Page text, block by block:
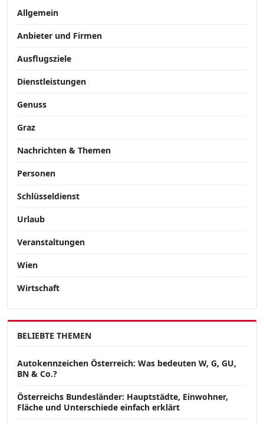
Allgemein
Anbieter und Firmen
Ausflugsziele
Dienstleistungen
Genuss
Graz
Nachrichten & Themen
Personen
Schlüsseldienst
Urlaub
Veranstaltungen
Wien
Wirtschaft
BELIEBTE THEMEN
Autokennzeichen Österreich: Was bedeuten W, G, GU,
BN & Co.?
Österreichs Bundesländer: Hauptstädte, Einwohner,
Fläche und Unterschiede einfach erklärt